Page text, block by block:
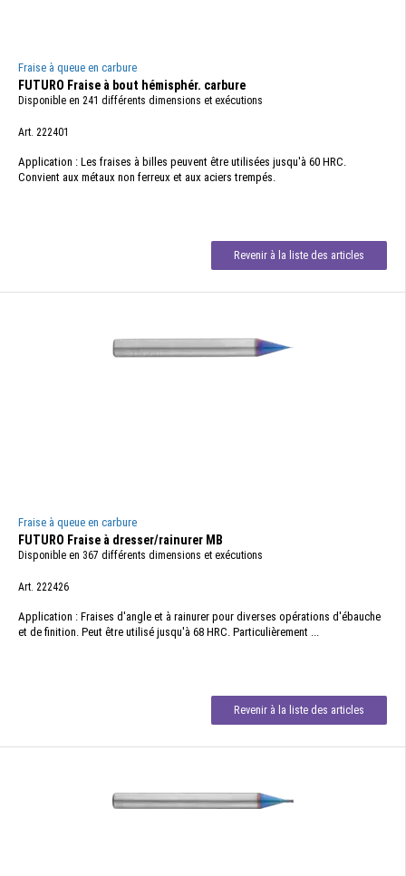
Fraise à queue en carbure
FUTURO Fraise à bout hémisphér. carbure
Disponible en 241 différents dimensions et exécutions
Art. 222401
Application : Les fraises à billes peuvent être utilisées jusqu'à 60 HRC.
Convient aux métaux non ferreux et aux aciers trempés.
Revenir à la liste des articles
Fraise à queue en carbure
FUTURO Fraise à dresser/rainurer MB
Disponible en 367 différents dimensions et exécutions
Art. 222426
Application : Fraises d'angle et à rainurer pour diverses opérations d'ébauche
et de finition. Peut être utilisé jusqu'à 68 HRC. Particulièrement ...
Revenir à la liste des articles